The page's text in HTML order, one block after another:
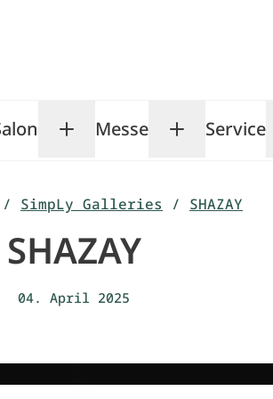
submenu
Toggle TOP Salon
Messe ToggleService
/ SimpLy Galleries / SHAZAY
SHAZAY
04. April 2025